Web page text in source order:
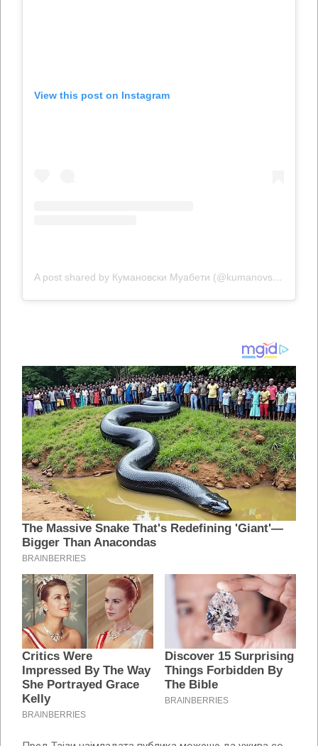
View this post on Instagram
A post shared by Кумановски Муабети (@kumanovskimuabeti.mk)